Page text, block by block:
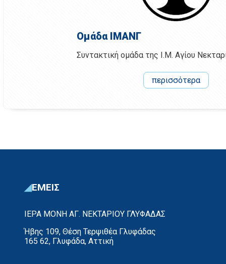
Ομάδα ΙΜΑΝΓ
Συντακτική ομάδα της Ι.Μ. Αγίου
περισσότερα
ΕΜΕΙΣ
ΙΕΡΑ ΜΟΝΗ ΑΓ. ΝΕΚΤΑΡΙΟΥ ΓΛΥΦΑΔΑΣ
Ήβης 109, Θέση Τερψιθέα Γλυφάδας
165 62, Γλυφάδα, Αττική